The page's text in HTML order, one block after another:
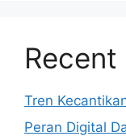
Tren
Peran Digital